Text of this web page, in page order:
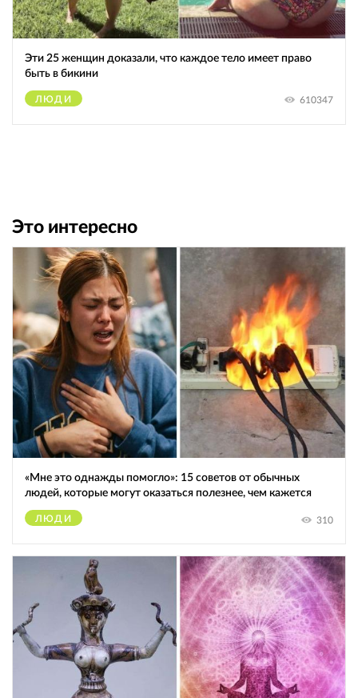
Эти 25 женщин доказали, что каждое тело имеет право
быть в бикини
ЛЮДИ 610347
Это интересно
«Мне это однажды помогло»: 15 советов от обычных
людей, которые могут оказаться полезнее, чем кажется
ЛЮДИ 310